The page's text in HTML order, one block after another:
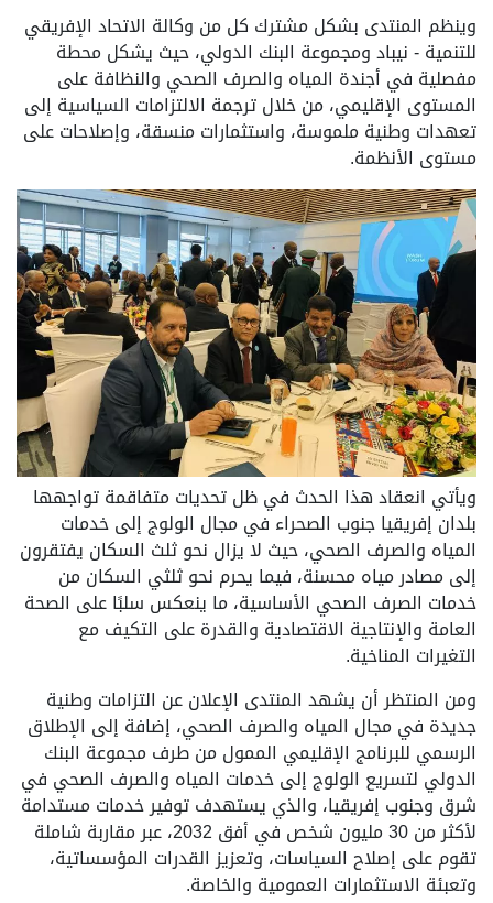
وينظم المنتدى بشكل مشترك كل من وكالة الاتحاد الإفريقي
للتنمية - نيباد ومجموعة البنك الدولي، حيث يشكل محطة
مفصلية في أجندة المياه والصرف الصحي والنظافة على
المستوى الإقليمي، من خلال ترجمة الالتزامات السياسية إلى
تعهدات وطنية ملموسة، واستثمارات منسقة، وإصلاحات على
مستوى الأنظمة.
ويأتي انعقاد هذا الحدث في ظل تحديات متفاقمة تواجهها
بلدان إفريقيا جنوب الصحراء في مجال الولوج إلى خدمات
المياه والصرف الصحي، حيث لا يزال نحو ثلث السكان يفتقرون
إلى مصادر مياه محسنة، فيما يحرم نحو ثلثي السكان من
خدمات الصرف الصحي الأساسية، ما ينعكس سلبًا على الصحة
العامة والإنتاجية الاقتصادية والقدرة على التكيف مع
التغيرات المناخية.
ومن المنتظر أن يشهد المنتدى الإعلان عن التزامات وطنية
جديدة في مجال المياه والصرف الصحي، إضافة إلى الإطلاق
الرسمي للبرنامج الإقليمي الممول من طرف مجموعة البنك
الدولي لتسريع الولوج إلى خدمات المياه والصرف الصحي في
شرق وجنوب إفريقيا، والذي يستهدف توفير خدمات مستدامة
لأكثر من 30 مليون شخص في أفق 2032، عبر مقاربة شاملة
تقوم على إصلاح السياسات، وتعزيز القدرات المؤسساتية،
وتعبئة الاستثمارات العمومية والخاصة.